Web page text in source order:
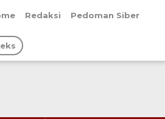
Redaksi Pedoman Siber